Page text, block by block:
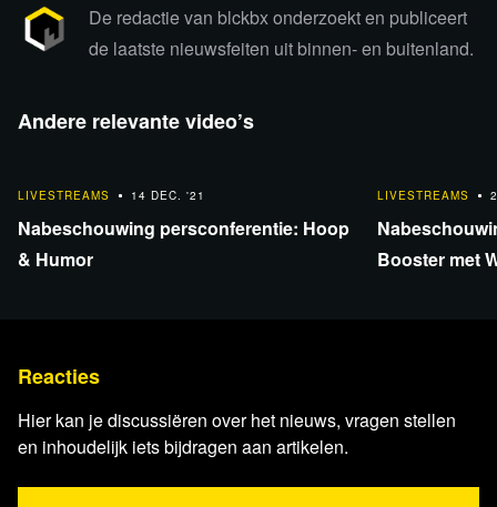
Bekijk de uitzending per fragment
De redactie van blckbx onderzoekt en publiceert
de laatste nieuwsfeiten uit binnen- en buitenland.
Andere relevante video’s
LIVESTREAMS
14 DEC. '21
Nabeschouwing persconferentie: Hoop
& Humor
LIVESTREAMS
Booster met
Reacties
Hier kan je discussiëren over het nieuws, vragen stellen
en inhoudelijk iets bijdragen aan artikelen.